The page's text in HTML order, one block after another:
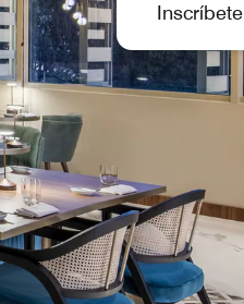
Inscríbete